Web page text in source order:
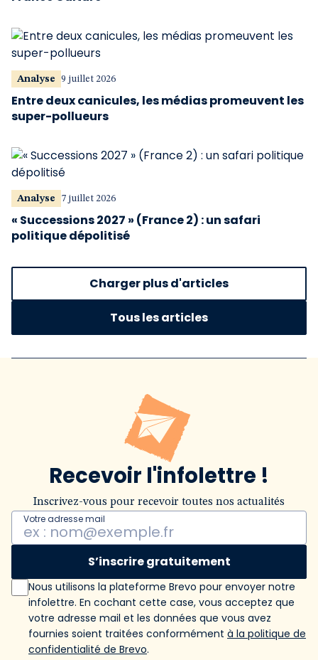
Analyse 9 juillet 2026
Entre deux canicules, les médias promeuvent les
super-pollueurs
Analyse 7 juillet 2026
« Successions 2027 » (France 2) : un safari
politique dépolitisé
Charger plus d'articles
Tous les articles
Recevoir l'infolettre !
Inscrivez-vous pour recevoir toutes nos actualités
Votre adresse mail
S’inscrire gratuitement
Nous utilisons la plateforme Brevo pour envoyer notre
infolettre. En cochant cette case, vous acceptez que
votre adresse mail et les données que vous avez
fournies soient traitées conformément à la politique de
confidentialité de Brevo.